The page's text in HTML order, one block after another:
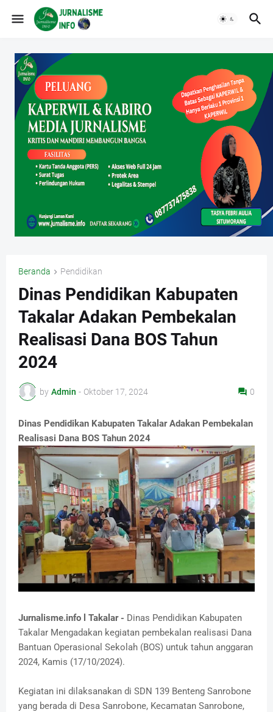
Beranda Pendidikan
Dinas Pendidikan Kabupaten
Takalar Adakan Pembekalan
Realisasi Dana BOS Tahun
2024
by Admin - Oktober 17, 2024 0
Dinas Pendidikan Kabupaten Takalar Adakan Pembekalan
Realisasi Dana BOS Tahun 2024
Jurnalisme.info l Takalar - Dinas Pendidikan Kabupaten
Takalar Mengadakan kegiatan pembekalan realisasi Dana
Bantuan Operasional Sekolah (BOS) untuk tahun anggaran
2024, Kamis (17/10/2024).
Kegiatan ini dilaksanakan di SDN 139 Benteng Sanrobone
yang berada di Desa Sanrobone, Kecamatan Sanrobone,